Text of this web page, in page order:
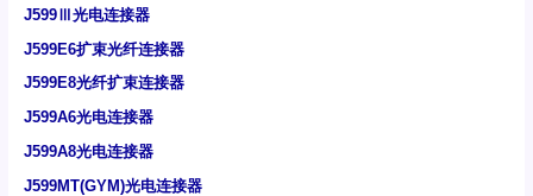
J599Ⅲ光电连接器
J599E6扩束光纤连接器
J599E8光纤扩束连接器
J599A6光电连接器
J599A8光电连接器
J599MT(GYM)光电连接器